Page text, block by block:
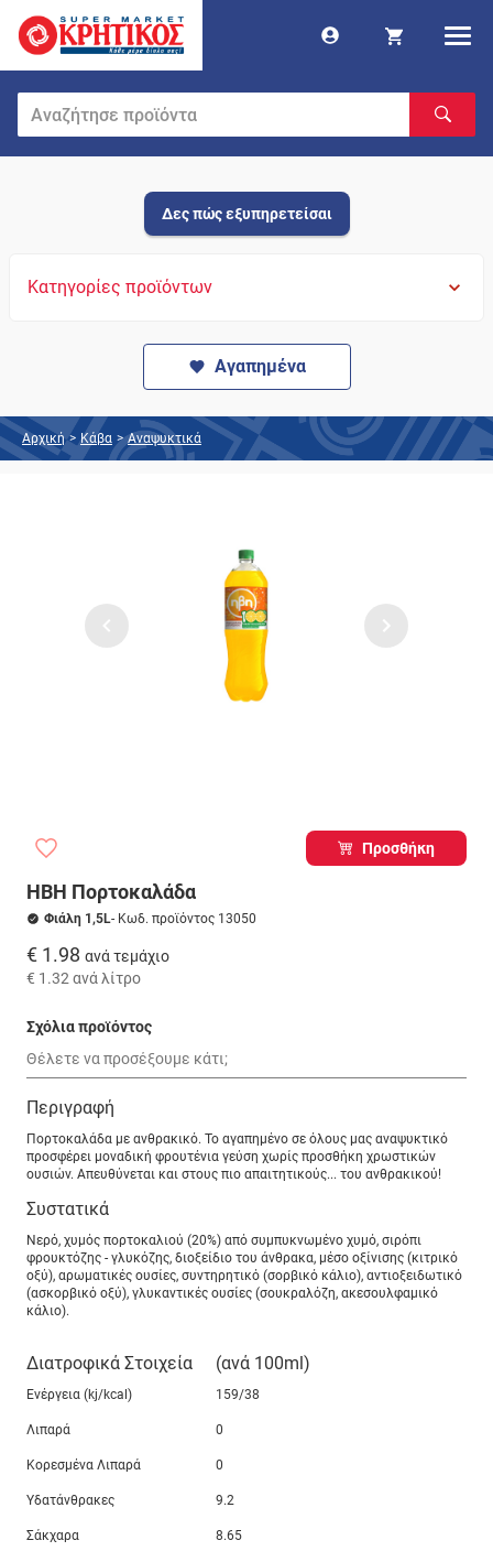
Δες πώς εξυπηρετείσαι
Κατηγορίες προϊόντων
Αγαπημένα
Αρχική > Κάβα > Αναψυκτικά
Προσθήκη
ΗΒΗ Πορτοκαλάδα
Φιάλη 1,5L- Κωδ. προϊόντος 13050
€ 1.98 ανά τεμάχιο
€ 1.32 ανά λίτρο
Σχόλια προϊόντος
Περιγραφή
Πορτοκαλάδα με ανθρακικό. Το αγαπημένο σε όλους μας αναψυκτικό
προσφέρει μοναδική φρουτένια γεύση χωρίς προσθήκη χρωστικών
ουσιών. Απευθύνεται και στους πιο απαιτητικούς... του ανθρακικού!
Συστατικά
Νερό, χυμός πορτοκαλιού (20%) από συμπυκνωμένο χυμό, σιρόπι
φρουκτόζης - γλυκόζης, διοξείδιο του άνθρακα, μέσο οξίνισης (κιτρικό
οξύ), αρωματικές ουσίες, συντηρητικό (σορβικό κάλιο), αντιοξειδωτικό
(ασκορβικό οξύ), γλυκαντικές ουσίες (σουκραλόζη, ακεσουλφαμικό
κάλιο).
Διατροφικά Στοιχεία (ανά 100ml)
Ενέργεια (kj/kcal) 159/38
Λιπαρά 0
Κορεσμένα Λιπαρά 0
Υδατάνθρακες 9.2
Σάκχαρα 8.65